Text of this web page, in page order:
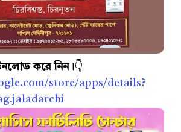
করে নিন।👇
store/apps/details?